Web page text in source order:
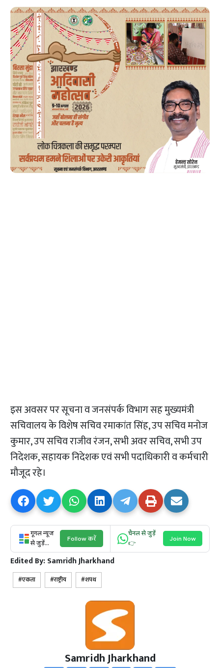
इस अवसर पर सूचना व जनसंपर्क विभाग सह मुख्यमंत्री
सचिवालय के विशेष सचिव रमाकांत सिंह, उप सचिव मनोज
कुमार, उप सचिव राजीव रंजन, सभी अवर सचिव, सभी उप
निदेशक, सहायक निदेशक एवं सभी पदाधिकारी व कर्मचारी
मौजूद रहे।
गूगल न्यूज
से जुड़ें...
Follow करें
चैनल से जुड़ें
👉
Join Now
Edited By:Samridh Jharkhand
एकता राष्ट्रीय शपथ
Samridh Jharkhand